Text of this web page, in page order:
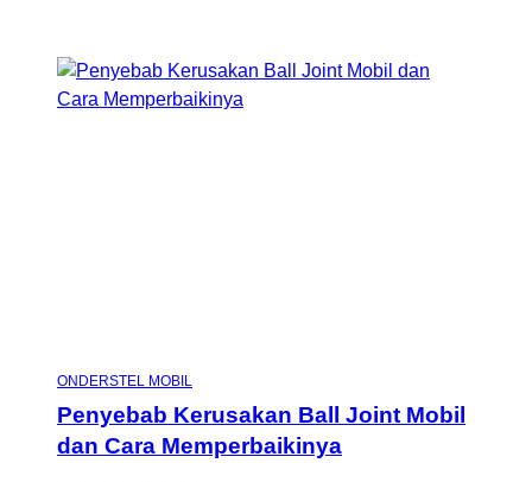
ONDERSTEL MOBIL
Penyebab Kerusakan Ball Joint Mobil
dan Cara Memperbaikinya